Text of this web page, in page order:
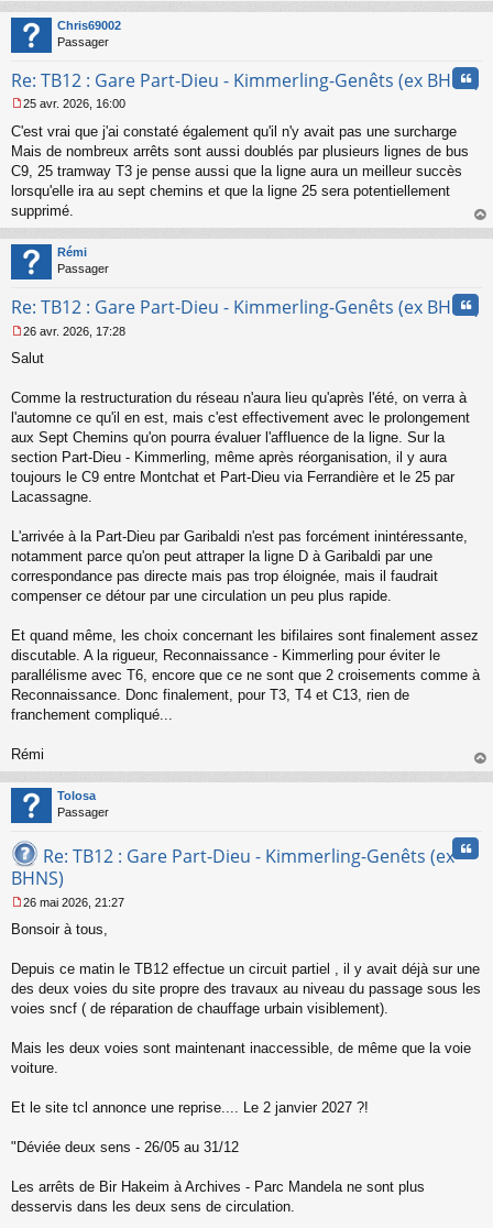
u
au
Chris69002
Passager
Re: TB12 : Gare Part-Dieu - Kimmerling-Genêts (ex BHNS)
e
s
s
g
e
n
o
n
l
25 avr. 2026, 16:00
C'est vrai que j'ai constaté également qu'il n'y avait pas une surcharge
Mais de nombreux arrêts sont aussi doublés par plusieurs lignes de bus
C9, 25 tramway T3 je pense aussi que la ligne aura un meilleur succès
lorsqu'elle ira au sept chemins et que la ligne 25 sera potentiellement
supprimé.
au
Rémi
Passager
Re: TB12 : Gare Part-Dieu - Kimmerling-Genêts (ex BHNS)
e
s
g
e
n
o
n
26 avr. 2026, 17:28
Salut
Comme la restructuration du réseau n'aura lieu qu'après l'été, on verra à
l'automne ce qu'il en est, mais c'est effectivement avec le prolongement
aux Sept Chemins qu'on pourra évaluer l'affluence de la ligne. Sur la
section Part-Dieu - Kimmerling, même après réorganisation, il y aura
toujours le C9 entre Montchat et Part-Dieu via Ferrandière et le 25 par
Lacassagne.
L'arrivée à la Part-Dieu par Garibaldi n'est pas forcément inintéressante,
notamment parce qu'on peut attraper la ligne D à Garibaldi par une
correspondance pas directe mais pas trop éloignée, mais il faudrait
compenser ce détour par une circulation un peu plus rapide.
Et quand même, les choix concernant les bifilaires sont finalement assez
discutable. A la rigueur, Reconnaissance - Kimmerling pour éviter le
parallélisme avec T6, encore que ce ne sont que 2 croisements comme à
Reconnaissance. Donc finalement, pour T3, T4 et C13, rien de
franchement compliqué...
Rémi
au
Tolosa
Passager
Re: TB12 : Gare Part-Dieu - Kimmerling-Genêts (ex
BHNS)
e
s
a
g
e
o
n
26 mai 2026, 21:27
Bonsoir à tous,
Depuis ce matin le TB12 effectue un circuit partiel , il y avait déjà sur une
des deux voies du site propre des travaux au niveau du passage sous les
voies sncf ( de réparation de chauffage urbain visiblement).
Mais les deux voies sont maintenant inaccessible, de même que la voie
voiture.
Et le site tcl annonce une reprise.... Le 2 janvier 2027 ?!
"Déviée deux sens - 26/05 au 31/12
Les arrêts de Bir Hakeim à Archives - Parc Mandela ne sont plus
desservis dans les deux sens de circulation.